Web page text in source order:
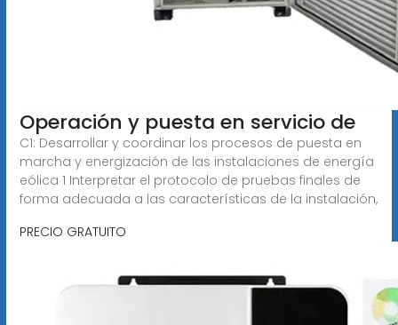
Operación y puesta en servicio de
C1: Desarrollar y coordinar los procesos de puesta en
marcha y energización de las instalaciones de energía
eólica 1 Interpretar el protocolo de pruebas finales de
forma adecuada a las características de la instalación,
PRECIO GRATUITO